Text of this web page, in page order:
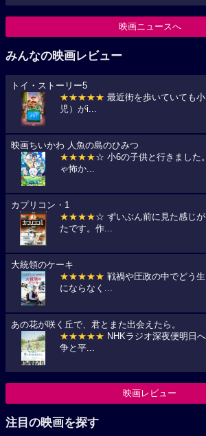
映画ニュースへ
みんなの映画レビュー
トイ・ストーリー5
★★★★★ 最近街を歩いていても
児）がi...
映画ちいかわ 人魚の島のひみつ
★★★★☆ 小6の子供と行きました
ゃ怖か...
カプリコン・1
★★★★☆ ずいぶん前に見た感じ
たです。作...
大統領のケーキ
★★★★★ 戦禍や圧政の中でどう
にならなく...
あの花が咲く丘で、君とまた出会えたら。
★★★★★ NHKラジオ深夜便明日
争と平...
映画レビュー
注目の映画を探す